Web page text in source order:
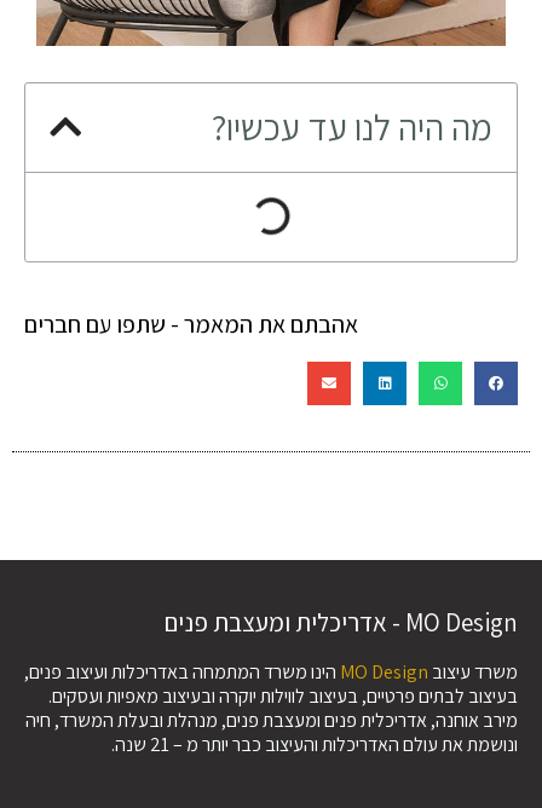
מה היה לנו עד עכשיו?
אהבתם את המאמר - שתפו עם חברים
MO Design - אדריכלית ומעצבת פנים
משרד עיצוב MO Design הינו משרד המתמחה באדריכלות ועיצוב פנים,
בעיצוב לבתים פרטיים, בעיצוב לווילות יוקרה ובעיצוב מאפיות ועסקים.
מירב אוחנה, אדריכלית פנים ומעצבת פנים, מנהלת ובעלת המשרד, חיה
ונושמת את עולם האדריכלות והעיצוב כבר יותר מ – 21 שנה.